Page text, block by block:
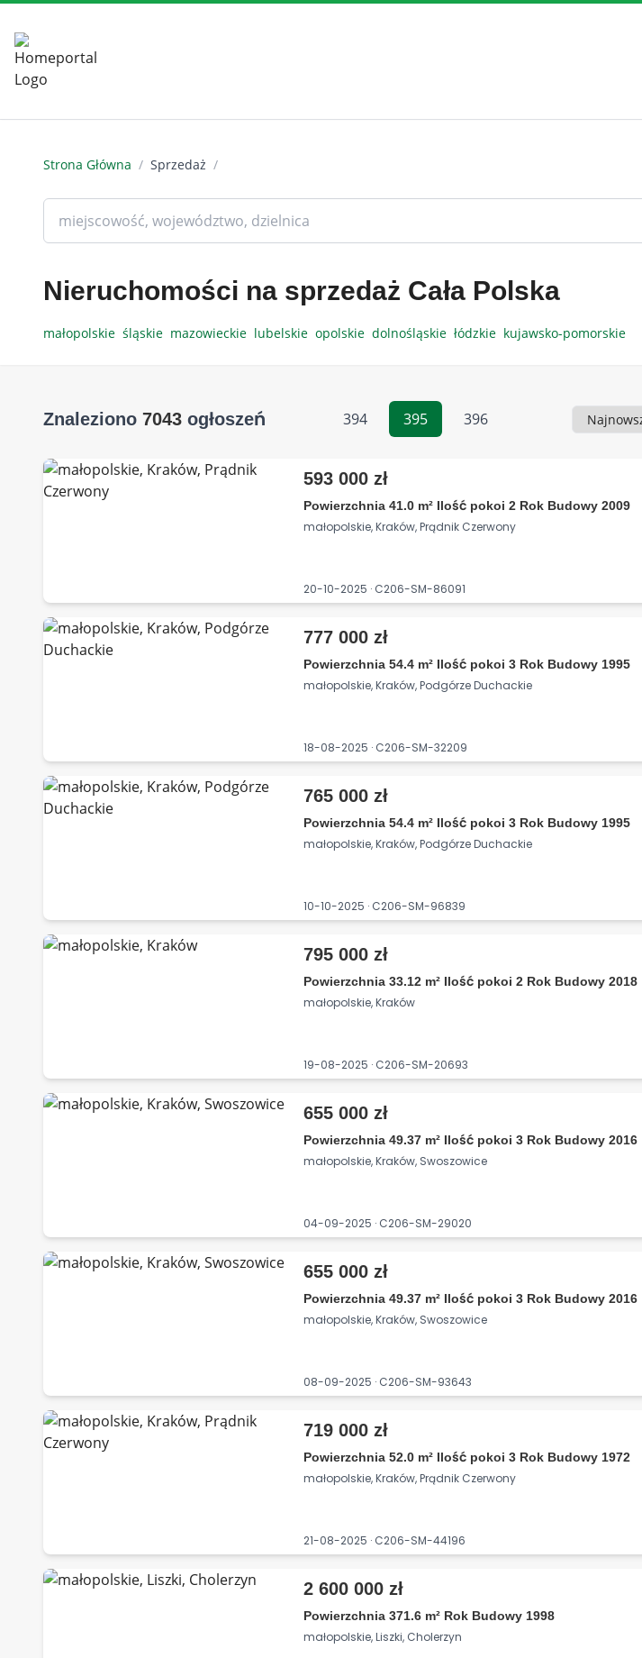
Strona Główna / Sprzedaż /
Nieruchomości na sprzedaż Cała Polska
małopolskie śląskie mazowieckie lubelskie opolskie dolnośląskie łódzkie kujawsko-pomorskie
Znaleziono 7043 ogłoszeń 394 395 396 Sortowanie
593 000 zł
Powierzchnia 41.0 m² Ilość pokoi 2 Rok Budowy 2009
małopolskie, Kraków, Prądnik Czerwony
20-10-2025 · C206-SM-86091
777 000 zł
Powierzchnia 54.4 m² Ilość pokoi 3 Rok Budowy 1995
małopolskie, Kraków, Podgórze Duchackie
18-08-2025 · C206-SM-32209
765 000 zł
Powierzchnia 54.4 m² Ilość pokoi 3 Rok Budowy 1995
małopolskie, Kraków, Podgórze Duchackie
10-10-2025 · C206-SM-96839
795 000 zł
Powierzchnia 33.12 m² Ilość pokoi 2 Rok Budowy 2018
małopolskie, Kraków
19-08-2025 · C206-SM-20693
655 000 zł
Powierzchnia 49.37 m² Ilość pokoi 3 Rok Budowy 2016
małopolskie, Kraków, Swoszowice
04-09-2025 · C206-SM-29020
655 000 zł
Powierzchnia 49.37 m² Ilość pokoi 3 Rok Budowy 2016
małopolskie, Kraków, Swoszowice
08-09-2025 · C206-SM-93643
719 000 zł
Powierzchnia 52.0 m² Ilość pokoi 3 Rok Budowy 1972
małopolskie, Kraków, Prądnik Czerwony
21-08-2025 · C206-SM-44196
2 600 000 zł
Powierzchnia 371.6 m² Rok Budowy 1998
małopolskie, Liszki, Cholerzyn